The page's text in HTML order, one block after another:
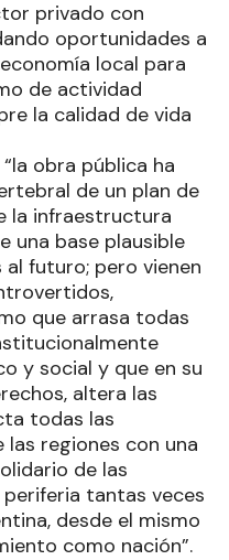
privado con
oportunidades a
local para
de actividad
la calidad de vida
obra pública ha
de un plan de
la infraestructura
una base plausible
futuro; pero vienen
que arrasa todas
y social y que en su
altera las
todas las
regiones con una
de las
tantas veces
desde el mismo
como nación”.